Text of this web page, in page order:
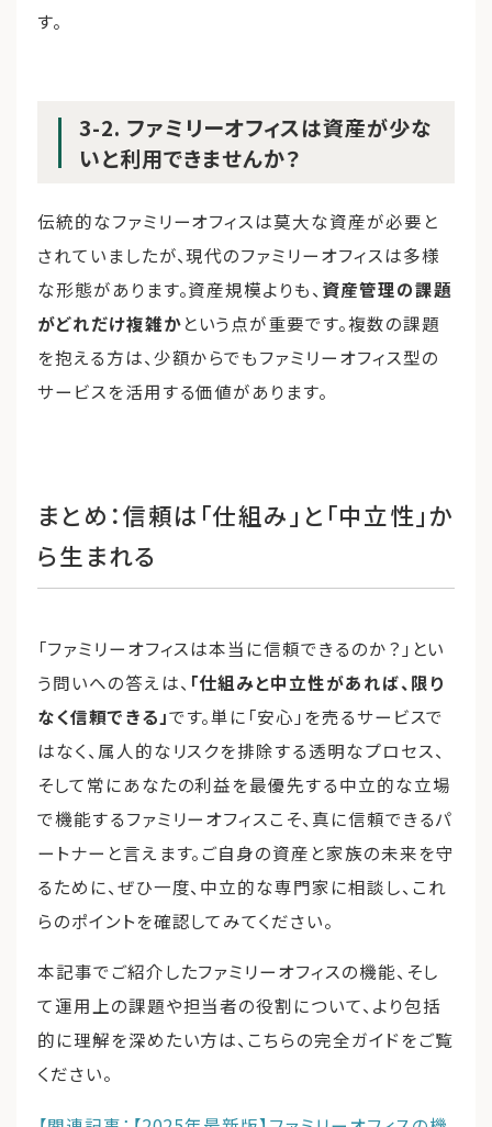
す。
3-2. ファミリーオフィスは資産が少な
いと利用できませんか？
伝統的なファミリーオフィスは莫大な資産が必要と
されていましたが、現代のファミリーオフィスは多様
な形態があります。資産規模よりも、 資産管理の課題
がどれだけ複雑かという点が重要です。複数の課題
を抱える方は、少額からでもファミリーオフィス型の
サービスを活用する価値があります。
まとめ：信頼は「仕組み」と「中立性」か
ら生まれる
「ファミリーオフィスは本当に信頼できるのか？」とい
う問いへの答えは、 「仕組みと中立性があれば、限り
なく信頼できる」です。単に「安心」を売るサービスで
はなく、属人的なリスクを排除する透明なプロセス、
そして常にあなたの利益を最優先する中立的な立場
で機能するファミリーオフィスこそ、真に信頼できるパ
ートナーと言えます。ご自身の資産と家族の未来を守
るために、ぜひ一度、中立的な専門家に相談し、これ
らのポイントを確認してみてください。
本記事でご紹介したファミリーオフィスの機能、そし
て運用上の課題や担当者の役割について、より包括
的に理解を深めたい方は、こちらの完全ガイドをご覧
ください。